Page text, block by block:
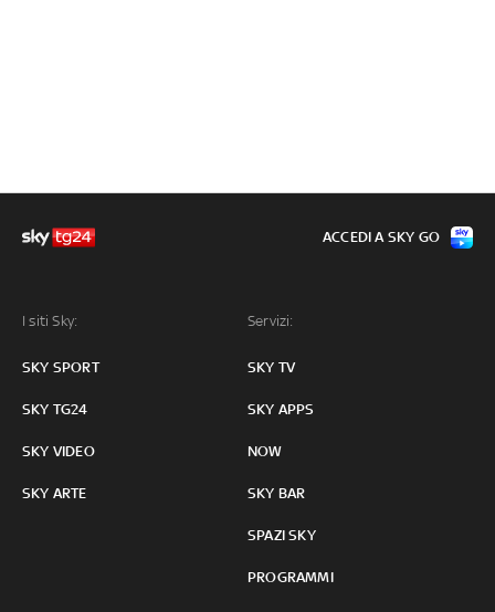
I siti Sky:
SKY SPORT
SKY TG24
SKY VIDEO
SKY ARTE
Servizi:
SKY TV
SKY APPS
NOW
SKY BAR
SPAZI SKY
PROGRAMMI
ACCEDI A SKY GO